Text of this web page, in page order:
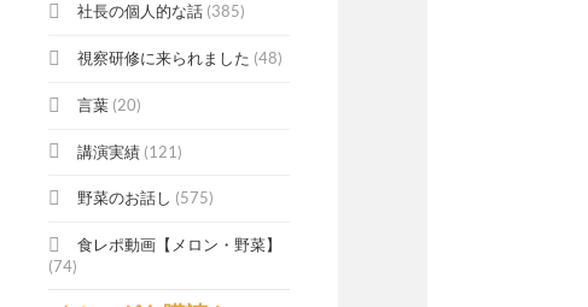
社長の個人的な話 (385)
視察研修に来られました (48)
言葉 (20)
講演実績 (121)
野菜のお話し (575)
食レポ動画【メロン・野菜】
(74)